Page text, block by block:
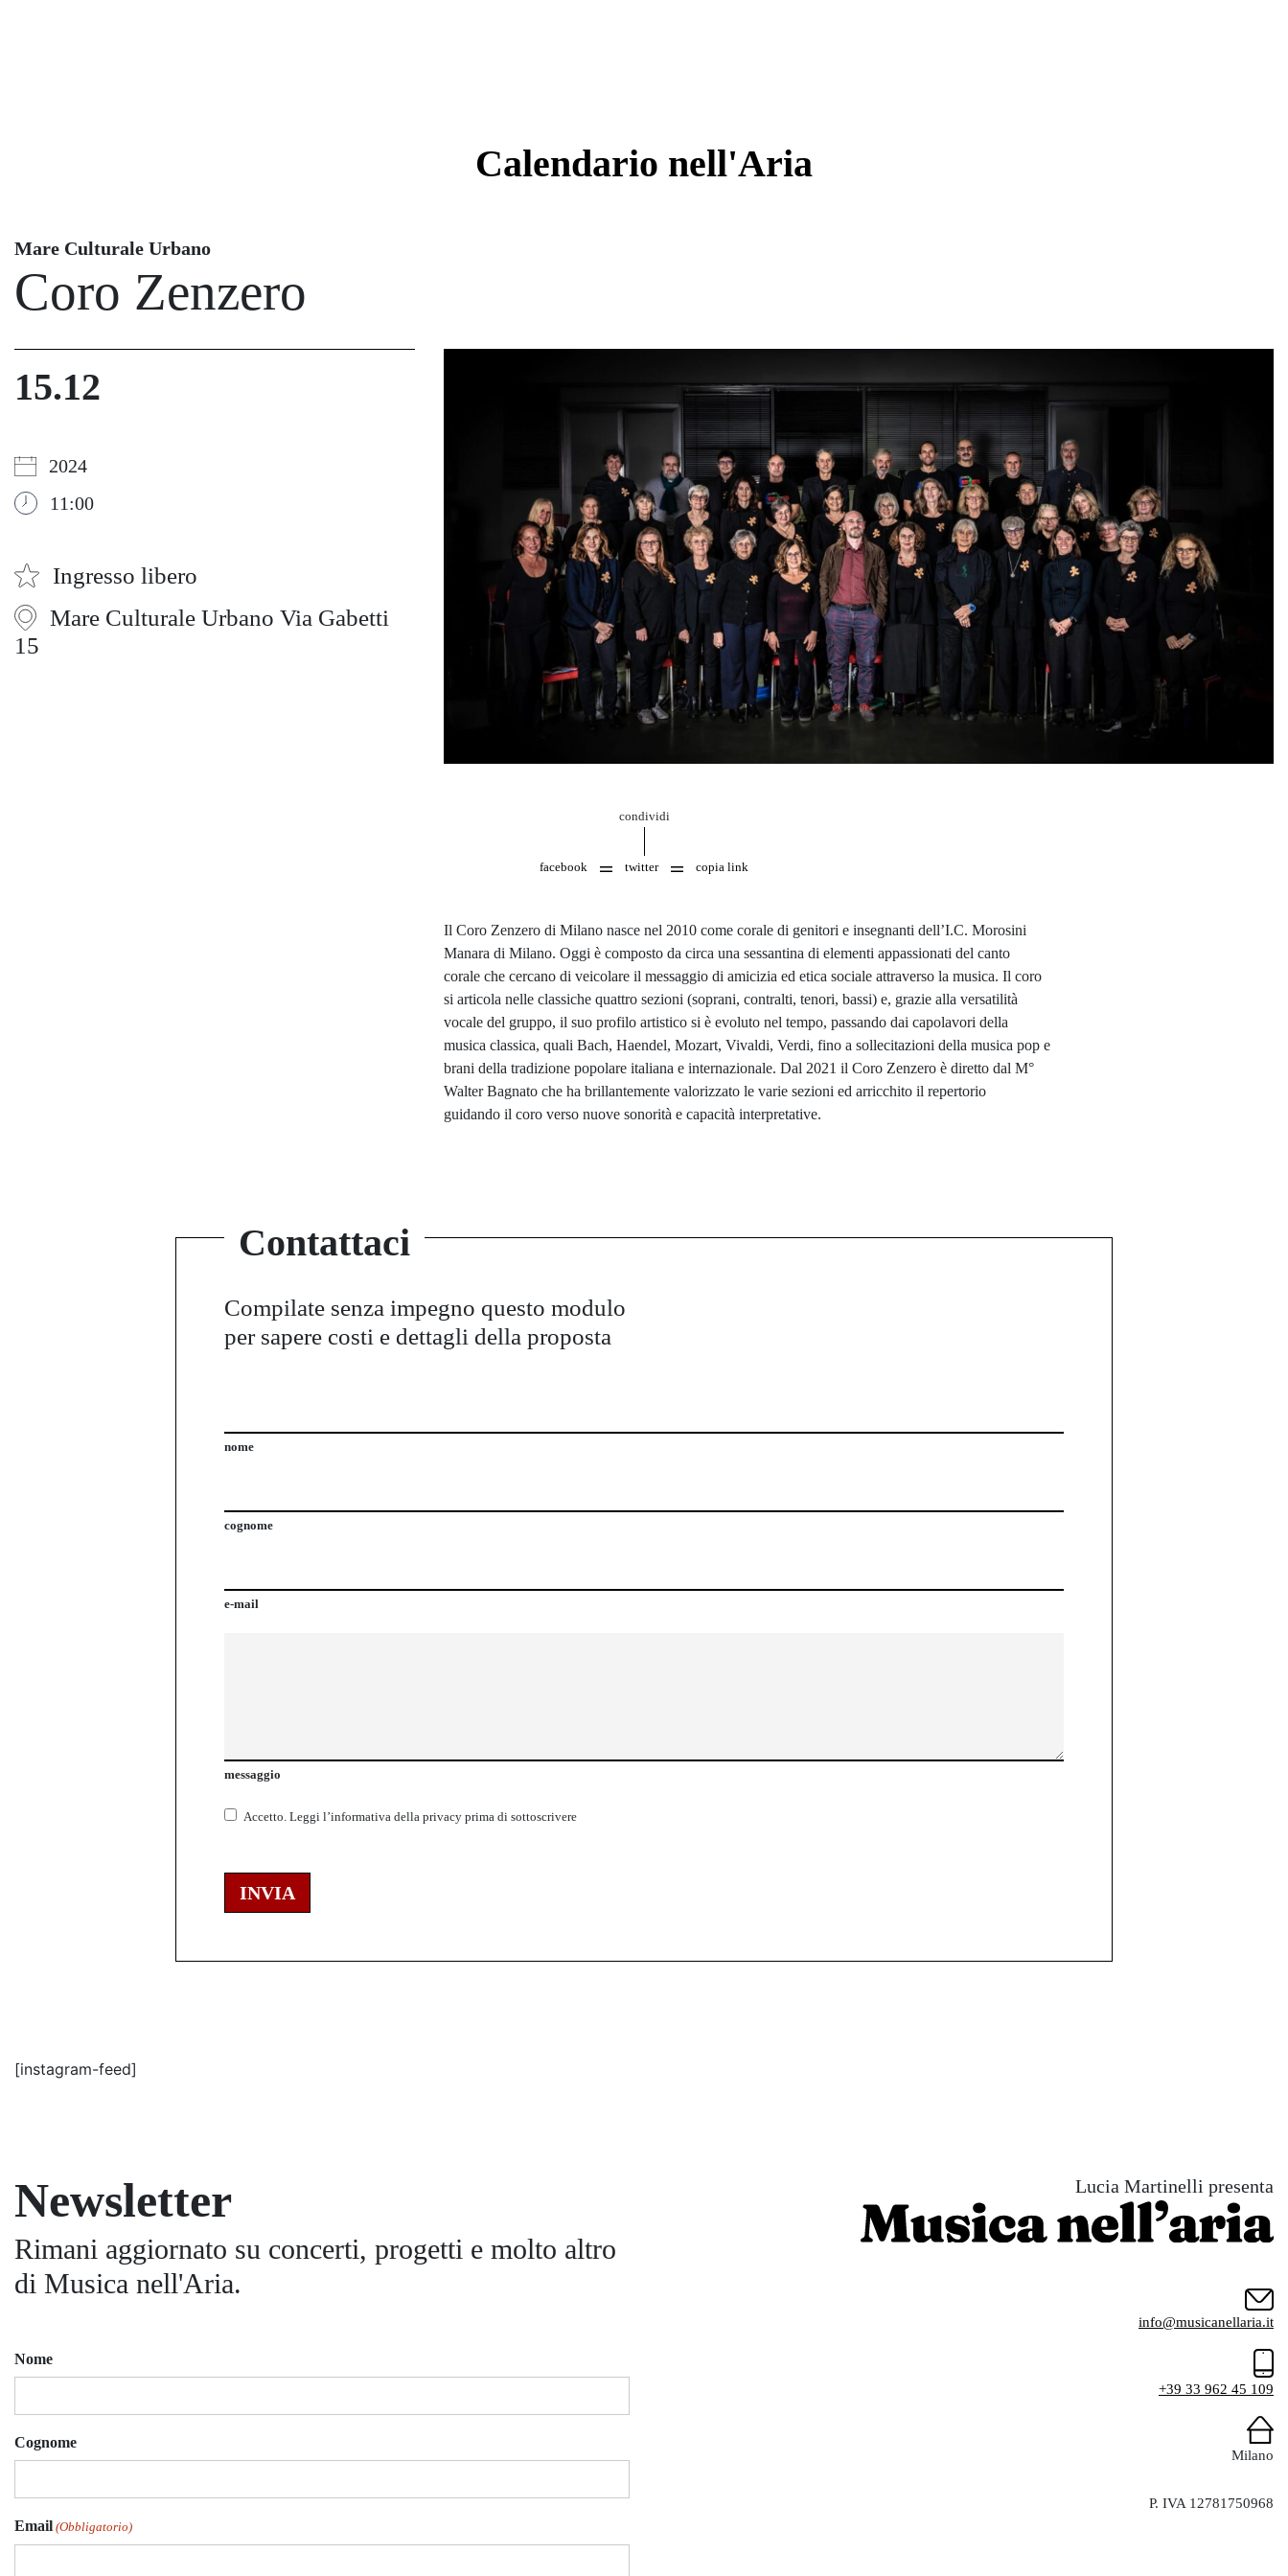
Calendario nell'Aria
Mare Culturale Urbano
Coro Zenzero
15.12
2024
11:00
Ingresso libero
Mare Culturale Urbano Via Gabetti
15
condividi
facebook twitter copia link
Il Coro Zenzero di Milano nasce nel 2010 come corale di genitori e insegnanti dell’I.C. Morosini
Manara di Milano. Oggi è composto da circa una sessantina di elementi appassionati del canto
corale che cercano di veicolare il messaggio di amicizia ed etica sociale attraverso la musica. Il coro
si articola nelle classiche quattro sezioni (soprani, contralti, tenori, bassi) e, grazie alla versatilità
vocale del gruppo, il suo profilo artistico si è evoluto nel tempo, passando dai capolavori della
musica classica, quali Bach, Haendel, Mozart, Vivaldi, Verdi, fino a sollecitazioni della musica pop e
brani della tradizione popolare italiana e internazionale. Dal 2021 il Coro Zenzero è diretto dal M°
Walter Bagnato che ha brillantemente valorizzato le varie sezioni ed arricchito il repertorio
guidando il coro verso nuove sonorità e capacità interpretative.
Contattaci
Compilate senza impegno questo modulo
per sapere costi e dettagli della proposta
nome
cognome
e-mail
messaggio
Accetto. Leggi l’informativa della privacy prima di sottoscrivere
INVIA
[instagram-feed]
Newsletter
Rimani aggiornato su concerti, progetti e molto altro
di Musica nell'Aria.
Nome
Cognome
Email (Obbligatorio)
Lucia Martinelli presenta
info@musicanellaria.it
+39 33 962 45 109
Milano
P. IVA 12781750968